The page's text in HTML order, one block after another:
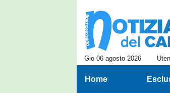
Gio 06 agosto 2026
Home